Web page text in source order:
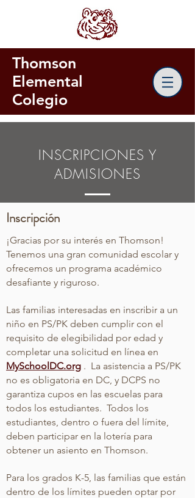
Thomson
Elemental
Colegio
INSCRIPCIONES Y
ADMISIONES
Inscripción
¡Gracias por su interés en Thomson!
Tenemos una gran comunidad escolar y
ofrecemos un programa académico
desafiante y riguroso.
Las familias interesadas en inscribir a un
niño en PS/PK deben cumplir con el
requisito de elegibilidad por edad y
completar una solicitud en línea en
MySchoolDC.org . La asistencia a PS/PK
no es obligatoria en DC, y DCPS no
garantiza cupos en las escuelas para
todos los estudiantes. Todos los
estudiantes, dentro o fuera del límite,
deben participar en la lotería para
obtener un asiento en Thomson.
Para los grados K-5, las familias que están
dentro de los límites pueden optar por